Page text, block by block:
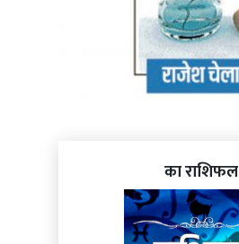
का राशिफल